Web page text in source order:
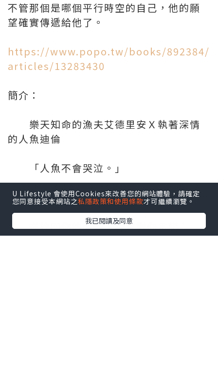
不管那個是哪個平行時空的自己，他的願
望確實傳遞給他了。
https://www.popo.tw/books/892384/
articles/13283430
簡介：
樂天知命的漁夫艾德里安Ｘ執著深情
的人魚迪倫
「人魚不會哭泣。」
那是你對我說的第一句話。
在找回你的時候，我會對你承諾：
U Lifestyle 會使用Cookies來改善您的網站體驗，請確定
您同意接受本網站之私隱政策和使用條款才可繼續瀏覽。
我已閱讀及同意